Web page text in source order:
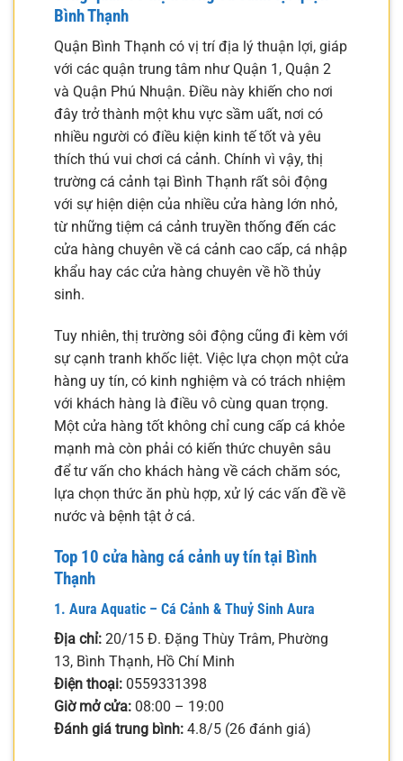
Bình Thạnh
Quận Bình Thạnh có vị trí địa lý thuận lợi, giáp
với các quận trung tâm như Quận 1, Quận 2
và Quận Phú Nhuận. Điều này khiến cho nơi
đây trở thành một khu vực sầm uất, nơi có
nhiều người có điều kiện kinh tế tốt và yêu
thích thú vui chơi cá cảnh. Chính vì vậy, thị
trường cá cảnh tại Bình Thạnh rất sôi động
với sự hiện diện của nhiều cửa hàng lớn nhỏ,
từ những tiệm cá cảnh truyền thống đến các
cửa hàng chuyên về cá cảnh cao cấp, cá nhập
khẩu hay các cửa hàng chuyên về hồ thủy
sinh.
Tuy nhiên, thị trường sôi động cũng đi kèm với
sự cạnh tranh khốc liệt. Việc lựa chọn một cửa
hàng uy tín, có kinh nghiệm và có trách nhiệm
với khách hàng là điều vô cùng quan trọng.
Một cửa hàng tốt không chỉ cung cấp cá khỏe
mạnh mà còn phải có kiến thức chuyên sâu
để tư vấn cho khách hàng về cách chăm sóc,
lựa chọn thức ăn phù hợp, xử lý các vấn đề về
nước và bệnh tật ở cá.
Top 10 cửa hàng cá cảnh uy tín tại Bình
Thạnh
1. Aura Aquatic – Cá Cảnh & Thuỷ Sinh Aura
Địa chỉ: 20/15 Đ. Đặng Thùy Trâm, Phường
13, Bình Thạnh, Hồ Chí Minh
Điện thoại: 0559331398
Giờ mở cửa: 08:00 – 19:00
Đánh giá trung bình: 4.8/5 (26 đánh giá)